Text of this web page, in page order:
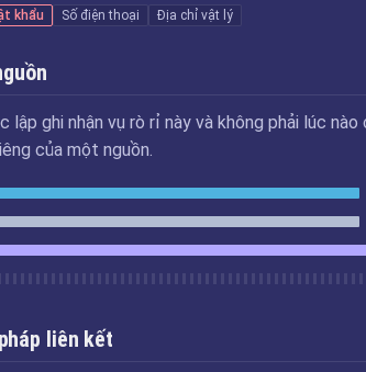
khẩu Số điện thoại Địa chỉ vật lý
lập ghi nhận vụ rò rỉ này và không phải lúc nào
của một nguồn.
liên kết